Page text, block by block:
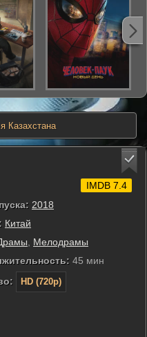
Казахстана
2018
Китай
Мелодрамы
45 мин
HD (720p)
IMDB 7.4